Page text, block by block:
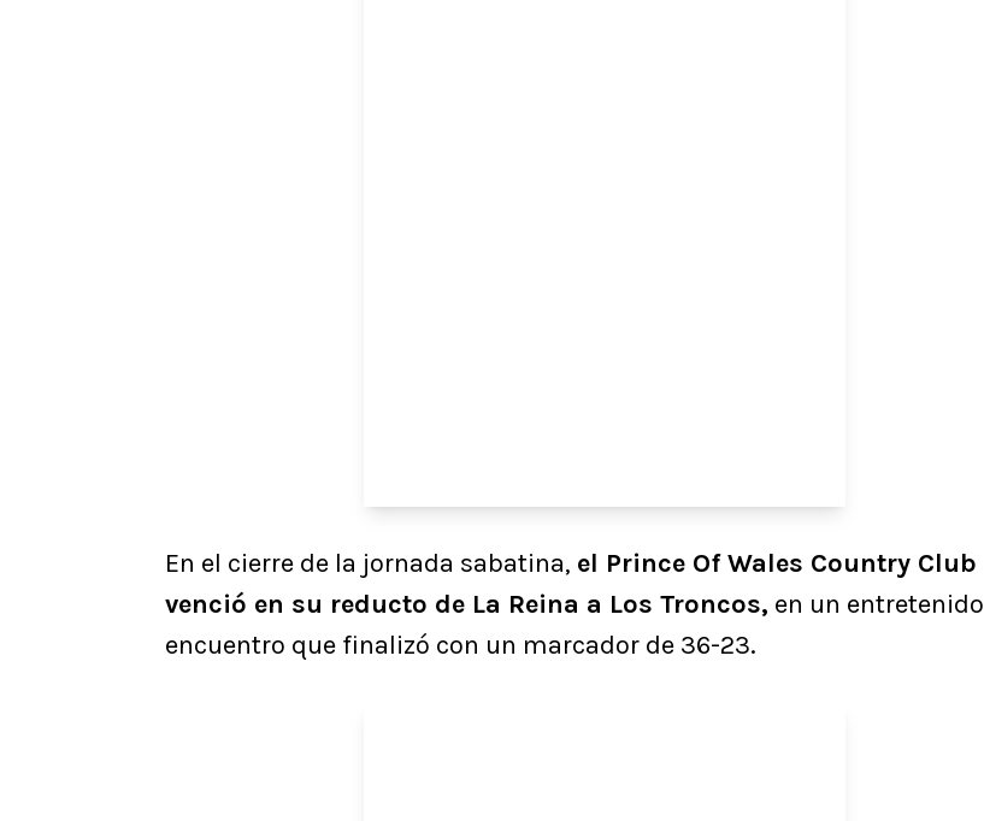
En el cierre de la jornada sabatina, el Prince Of Wales Country Club
venció en su reducto de La Reina a Los Troncos, en un entretenido
encuentro que finalizó con un marcador de 36-23.